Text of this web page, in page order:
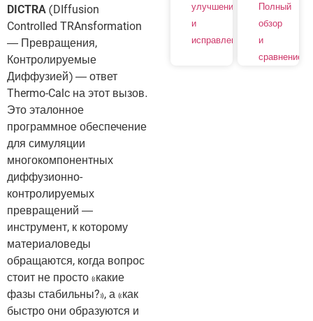
DICTRA (DIffusion
Controlled TRAnsformation
— Превращения,
Контролируемые
Диффузией) — ответ
Thermo-Calc на этот вызов.
Это эталонное
программное обеспечение
для симуляции
многокомпонентных
диффузионно-
контролируемых
превращений —
инструмент, к которому
материаловеды
обращаются, когда вопрос
стоит не просто «какие
фазы стабильны?», а «как
быстро они образуются и
улучшений
и
исправлений
Полный
обзор
и
сравнение